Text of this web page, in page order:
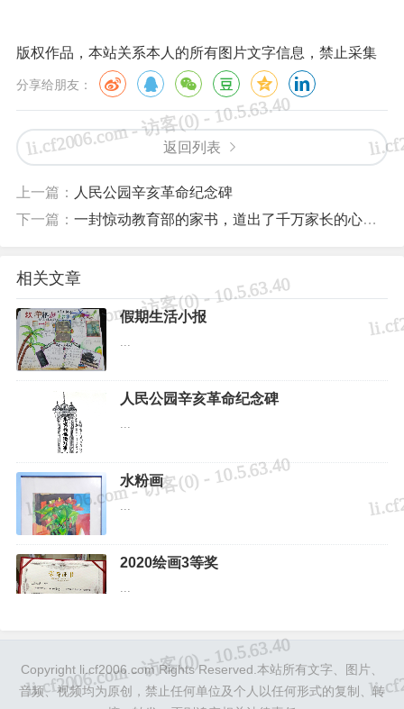
版权作品，本站关系本人的所有图片文字信息，禁止采集
分享给朋友：
返回列表
上一篇：
人民公园辛亥革命纪念碑
下一篇： 一封惊动教育部的家书，道出了千万家长的心声！
相关文章
假期生活小报
人民公园辛亥革命纪念碑
水粉画
2020绘画3等奖
Copyright li.cf2006.com Rights Reserved.本站所有文字、图片、
音频、视频均为原创，禁止任何单位及个人以任何形式的复制、转